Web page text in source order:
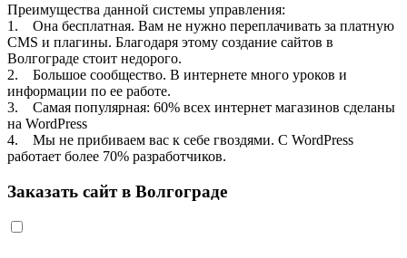
Преимущества данной системы управления:
1. Она бесплатная. Вам не нужно переплачивать за платную
CMS и плагины. Благодаря этому создание сайтов в
Волгограде стоит недорого.
2. Большое сообщество. В интернете много уроков и
информации по ее работе.
3. Самая популярная: 60% всех интернет магазинов сделаны
на WordPress
4. Мы не прибиваем вас к себе гвоздями. С WordPress
работает более 70% разработчиков.
Заказать сайт в Волгограде